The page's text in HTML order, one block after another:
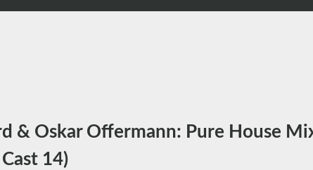
& Oskar Offermann: Pure House
14)